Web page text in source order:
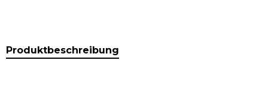
Produktbeschreibung